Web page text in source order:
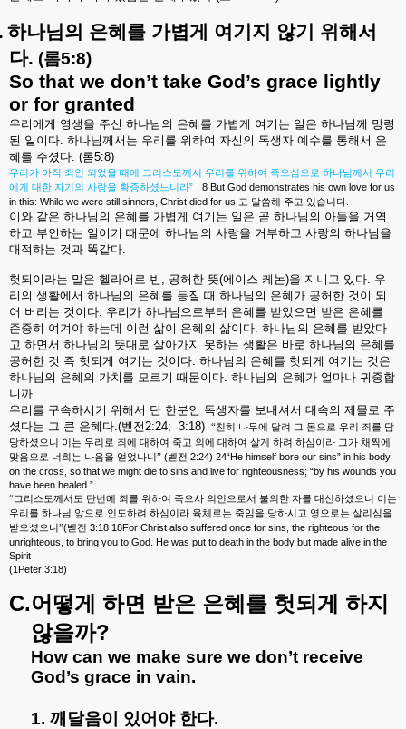
하나님의 은혜를 가볍게 여기지 않기
위해서
다. (롬5:8)
So that we don’t take God’s grace lightly
or for granted
우리에게 영생을 주신 하나님의 은혜를 가볍게 여기는 일은 하나님께 망령
된 일이다 하나님께서는 우리를 위하여 자신의 독생자 예수를 통해서 은
혜를 주셨다 . (롬5:8)
우리가 아직 죄인 되었을 때에 그리스도께서 우리를 위하여 죽으심으로 하나님께서 우리
에게
대한 자기의 사랑을 확증하셨느니라”
. 8 But God demonstrates his own love for us
in this: While we were still sinners, Christ died for us 고 말씀해 주고 있습니다
이와 같은 하나님의 은혜를 가볍게 여기는 일은 곧 하나님의 아들을 거역
하고 부인하는 일이기 때문에 하나님의 사랑을 거부하고 사랑의 하나님을
대적하는 것과 똑같다
헛되이라는 말은 헬라어로 빈 공허한 뜻(에이스 케논)을 지니고 있다 우
리의 생활에서 하나님의 은혜를 등질 때 하나님의 은혜가 공허한 것이 되
어 버리는 것이다 우리가 하나님으로부터 은혜를 받았으면 받은 은혜를
존중히 여겨야 하는데 이런 삶이 은혜의 삶이다 하나님의 은혜를 받았다
고 하면서 하나님의 뜻대로 살아가지 못하는 생활은 바로 하나님의 은혜를
공허한 것 즉 헛되게 여기는 것이다 하나님의 은혜를 헛되게 여기는 것은
하나님의 은혜의 가치를 모르기 때문이다 하나님의 은혜가 얼마나 귀중합
니까
우리를 구속하시기 위해서 단 한분인 독생자를 보내셔서 대속의 제물로 주
셨다는 그 큰 은혜다 .(벧전 2:24; 3:18) “친히 나무에 달려 그 몸으로 우리 죄를 담
당하셨으니
이는 우리로 죄에 대하여 죽고 의에 대하여 살게 하려 하심이라 그가 채찍에
맞음으로 너희는 나음을 얻었나니” (벧전 2:24) 24“He himself bore our sins” in his body
on the cross, so that we might die to sins and live for righteousness; “by his wounds you
have been healed.”
“그리스도께서도 단번에 죄를 위하여 죽으사 의인으로서 불의한 자를 대신하셨으니
이는
우리를 하나님 앞으로 인도하려 하심이라 육체로는 죽임을 당하시고 영으로는 살리심을
받으셨으니”(벧전 3:18 18For Christ also suffered once for sins, the righteous for the
unrighteous, to bring you to God. He was put to death in the body but made alive in the
Spirit
(1Peter 3:18)
C.어떻게 하면 받은 은혜를 헛되게
하지
않을까?
How can we make sure we don’t receive
God’s grace in vain.
1. 깨달음이 있어야 한다.